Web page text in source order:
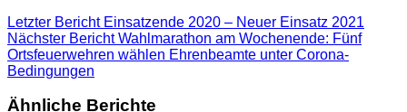
Letzter BerichtEinsatzende 2020 – Neuer Einsatz 2021
Nächster BerichtWahlmarathon am Wochenende: Fünf
Ortsfeuerwehren wählen Ehrenbeamte unter Corona-
Bedingungen
Ähnliche Berichte